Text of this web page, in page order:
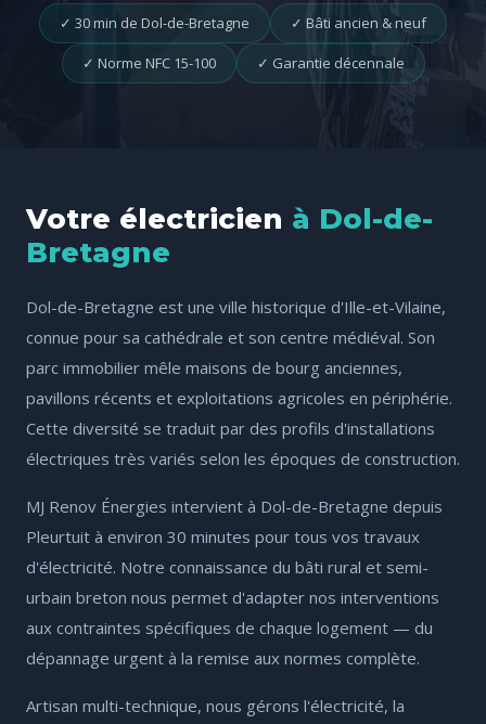
✓ 30 min de Dol-de-Bretagne ✓ Bâti ancien & neuf
✓ Norme NFC 15-100 ✓ Garantie décennale
Votre électricien à Dol-de-
Bretagne
Dol-de-Bretagne est une ville historique d'Ille-et-Vilaine,
connue pour sa cathédrale et son centre médiéval. Son
parc immobilier mêle maisons de bourg anciennes,
pavillons récents et exploitations agricoles en périphérie.
Cette diversité se traduit par des profils d'installations
électriques très variés selon les époques de construction.
MJ Renov Énergies intervient à Dol-de-Bretagne depuis
Pleurtuit à environ 30 minutes pour tous vos travaux
d'électricité. Notre connaissance du bâti rural et semi-
urbain breton nous permet d'adapter nos interventions
aux contraintes spécifiques de chaque logement — du
dépannage urgent à la remise aux normes complète.
Artisan multi-technique, nous gérons l'électricité, la